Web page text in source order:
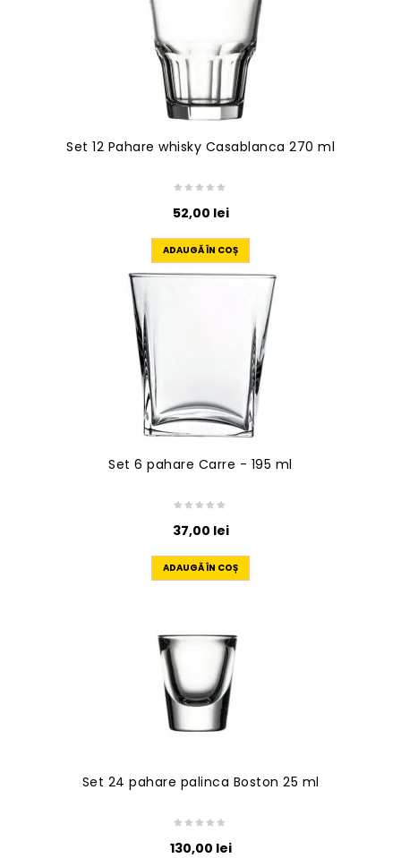
Set 12 Pahare whisky Casablanca 270 ml
52,00 lei
ADAUGĂ ÎN COȘ
Set 6 pahare Carre - 195 ml
37,00 lei
ADAUGĂ ÎN COȘ
Set 24 pahare palinca Boston 25 ml
130,00 lei